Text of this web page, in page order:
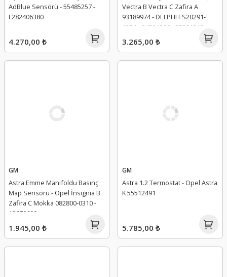
AdBlue Sensörü - 55485257 -
L282406380
4.270,00 ₺
Vectra B Vectra C Zafira A
93189974 - DELPHI ES20291-
12B1 - 24324206 - 25321313 -
3.265,00 ₺
GM
Astra Emme Manifoldu Basınç
Map Sensörü - Opel İnsignia B
Zafira C Mokka 082800-0310 -
12670600
1.945,00 ₺
GM
Astra 1.2 Termostat - Opel Astra
K 55512491
5.785,00 ₺